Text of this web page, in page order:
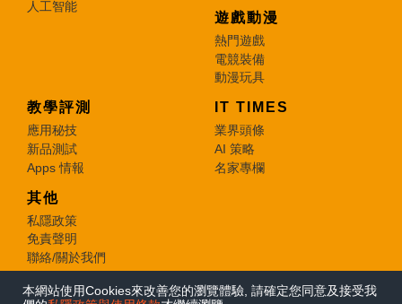
本網站使用Cookies來改善您的瀏覽體驗, 請確定您同意及接受我
人工智能
遊戲動漫
熱門遊戲
電競裝備
動漫玩具
教學評測
應用秘技
新品測試
Apps 情報
IT TIMES
業界頭條
AI 策略
名家專欄
其他
私隱政策
免責聲明
聯絡/關於我們
© 2026 e-zone. All Rights Reserved.